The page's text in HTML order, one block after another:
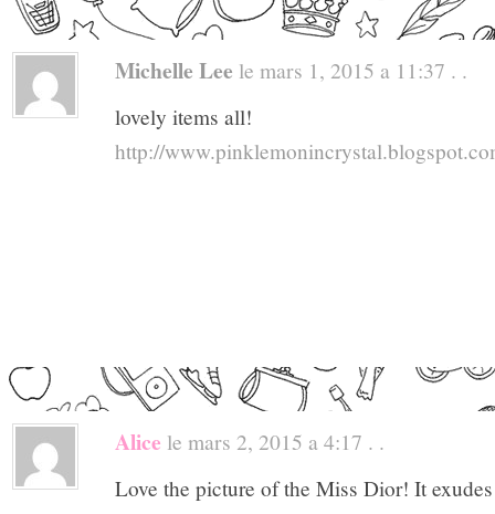
Michelle Lee le mars 1, 2015 a 11:37 . .
lovely items all!
http://
Alice le mars 2, 2015 a 4:17 . .
Love the picture of the Miss Dior! It